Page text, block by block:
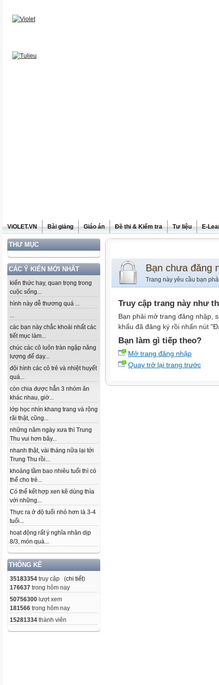
ViOLET.VN Bài giảng Giáo án Đề thi & Kiểm tra Tư liệu E-
THƯ MỤC
CÁC Ý KIẾN MỚI NHẤT
kiến thức hay, quan trọng trong
cuộc sống...
hình này dễ thương quá ...
...
các bạn này chắc khoái nhất các
tiết mục làm...
chúc các cô luôn tràn ngập năng
lượng để dạy...
đội hình các cô trẻ và nhiệt huyết
quá...
còn chia được hẳn 3 nhóm ăn
khác nhau, giờ...
lớp học nhìn khang trang và rộng
rãi thật, cũng...
những năm ngày xưa thì Trung
Thu vui hơn bây...
nhanh thật, vài tháng nữa lại tới
Trung Thu rồi...
khoảng tầm bao nhiêu tuổi thì có
thể cho trẻ...
Có thể kết hợp xen kẽ dùng thìa
với những...
Thực ra ở độ tuổi nhỏ hơn là 3-4
tuổi...
hoạt động rất ý nghĩa nhân dịp
8/3, món quà...
THỐNG KÊ
35183354 truy cập (chi tiết)
176637 trong hôm nay
50756300 lượt xem
181566 trong hôm nay
15281334 thành viên
Bạn chưa đăng
Trang này yêu cầu bạn
Truy cập trang này như
Bạn phải mở trang đăng nhập,
khẩu đã đăng ký rồi nhấn nút
Bạn làm gì tiếp theo?
Mở trang đăng nhập
Quay trở lại trang trước